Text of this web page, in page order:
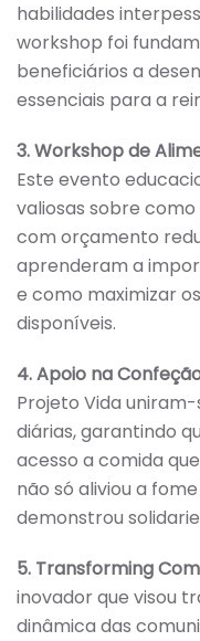
habilidades
workshop foi
beneficiários a
essenciais para a
3. Workshop de
Este evento
valiosas sobre
com orçamento
aprenderam a
e como maximizar
disponíveis.
4. Apoio na
Projeto Vida
diárias, garantindo
acesso a comida
não só aliviou a
demonstrou
5. Transforming
inovador que visou
dinâmica das